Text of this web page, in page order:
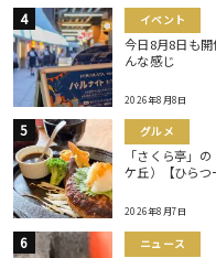
イベント
今日8月8日も
んな感じ
2026年8月8日
グルメ
「さくら亭」
ケ丘）【ひらつ
2026年8月7日
ニュース